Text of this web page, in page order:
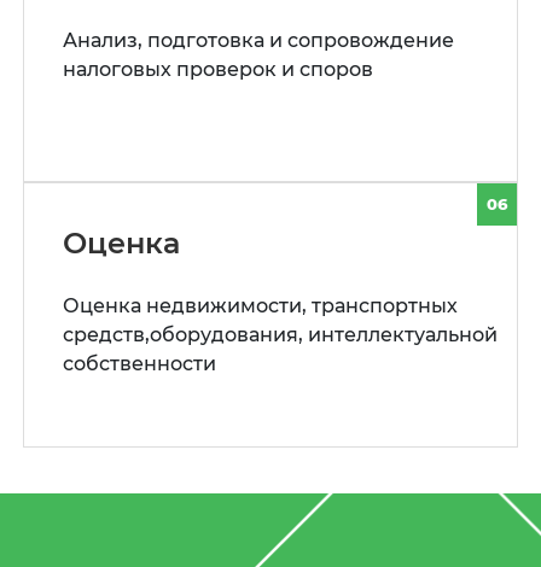
Анализ, подготовка и сопровождение
налоговых проверок и споров
06
Оценка
Оценка недвижимости, транспортных
средств,оборудования, интеллектуальной
собственности